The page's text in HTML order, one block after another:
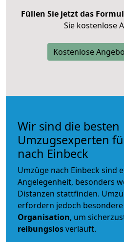
Füllen Sie jetzt das
Sie kostenlose
Kostenlose
Wir sind die besten
Umzugsexperten
nach Einbeck
Umzüge nach Einbeck sind
Angelegenheit, besonders
Distanzen stattfinden.
erfordern jedoch besondere
Organisation, um
reibungslosverläuft.